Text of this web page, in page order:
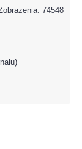
74548